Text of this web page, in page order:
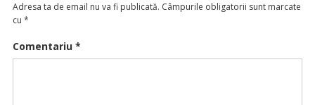
Adresa ta de email nu va fi publicată. Câmpurile obligatorii sunt marcate
cu *
Comentariu *